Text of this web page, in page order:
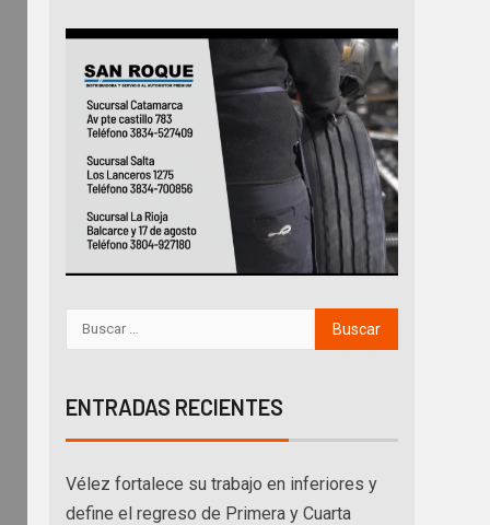
ENTRADAS RECIENTES
Vélez fortalece su trabajo en inferiores y
define el regreso de Primera y Cuarta